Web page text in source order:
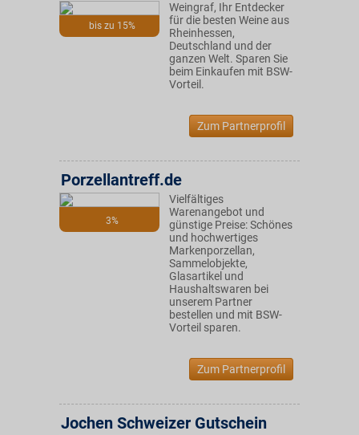
bis zu 15%
Weingraf, Ihr Entdecker
für die besten Weine aus
Rheinhessen,
Deutschland und der
ganzen Welt. Sparen Sie
beim Einkaufen mit BSW-
Vorteil.
Zum Partnerprofil
3%
Porzellantreff.de
Vielfältiges
Warenangebot und
günstige Preise: Schönes
und hochwertiges
Markenporzellan,
Sammelobjekte,
Glasartikel und
Haushaltswaren bei
unserem Partner
bestellen und mit BSW-
Vorteil sparen.
Zum Partnerprofil
Jochen Schweizer Gutschein